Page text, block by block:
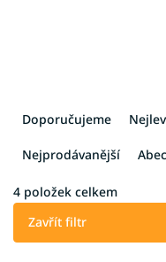
í
Doporučujeme
Nejprodávanější
4 položek celkem
Zavřít filtr